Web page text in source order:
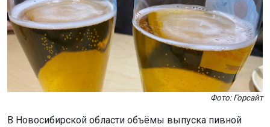
Фото: Горсайт
В Новосибирской области объёмы выпуска пивной